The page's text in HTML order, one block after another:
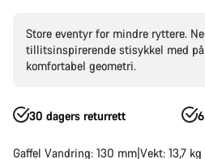
Store eventyr for mindre ryttere.
tillitsinspirerende stisykkel med
komfortabel geometri.
30 dagers returrett
Gaffel Vandring: 130 mm Vekt: 13,7 kg